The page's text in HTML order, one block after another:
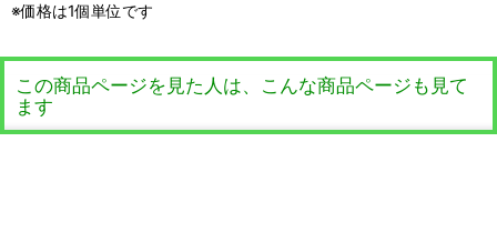
※価格は1個単位です
この商品ページを見た人は、こんな商品ページも見て
ます